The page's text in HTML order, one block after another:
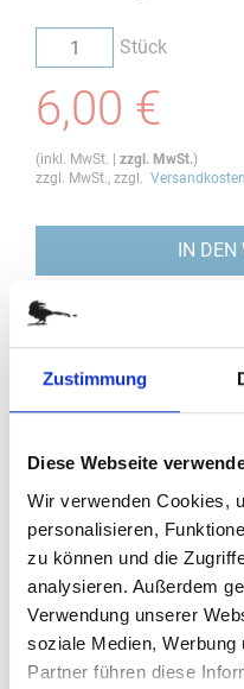
Zustimmung
Diese Webseite
Wir verwenden Cookies,
personalisieren,
zu können und die
analysieren. Außerdem
Verwendung unserer
soziale Medien, Werbung
Partner führen diese
Stück
6,00 €
(inkl. MwSt. zzgl. MwSt.)
zzgl. MwSt., zzgl. Versandkosten
IN DEN
Bestellung / Angebot
Im nächsten Schritt haben
DETAILS
K53593 Reno dunkelblau